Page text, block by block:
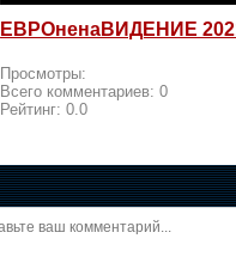
ЕВРОненаВИДЕНИЕ
Просмотры:
Всего комментариев: 0
Рейтинг: 0.0